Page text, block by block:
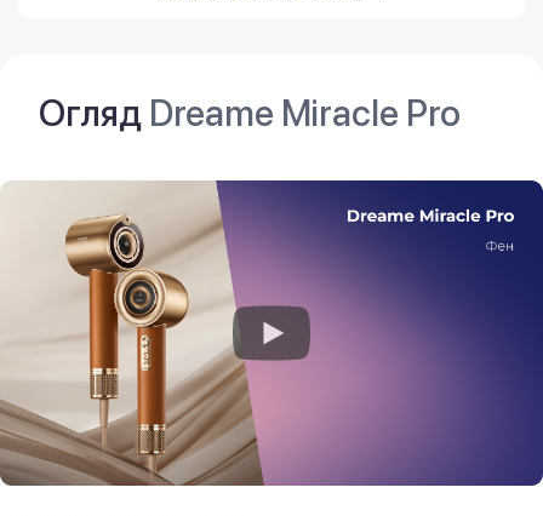
Огляд Dreame Miracle Pro